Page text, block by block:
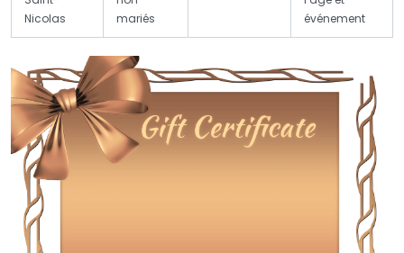
Nicolas
mariés
événement